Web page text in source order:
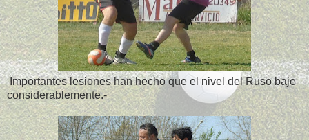
Importantes lesiones han hecho que el nivel del Ruso baje
considerablemente.-